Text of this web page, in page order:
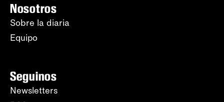
Nosotros
Sobre la diaria
Equipo
Seguinos
Newsletters